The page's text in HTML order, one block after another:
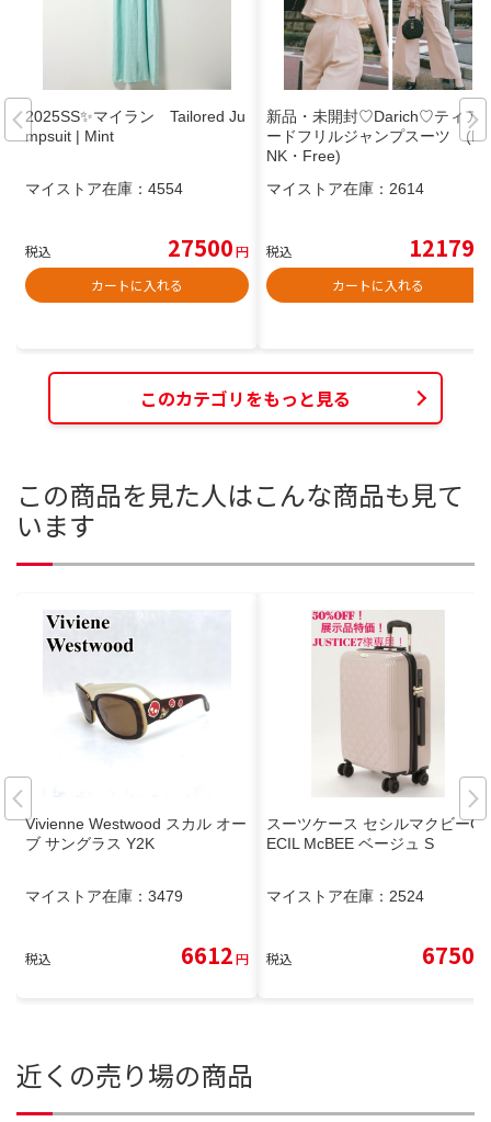
2025SS✨マイラン Tailored Ju
mpsuit | Mint
マイストア在庫： 4554
税込 27500円
カートに入れる
新品・未開封♡Darich♡ティア
ードフリルジャンプスーツ (P
NK・Free)
マイストア在庫： 2614
税込 12179
カートに入れる
このカテゴリをもっと見る
この商品を見た人はこんな商品も見て
います
Vivienne Westwood スカル オー
ブ サングラス Y2K
マイストア在庫： 3479
税込 6612円
スーツケース セシルマクビーC
ECIL McBEE ベージュ S
マイストア在庫： 2524
税込 6750
近くの売り場の商品